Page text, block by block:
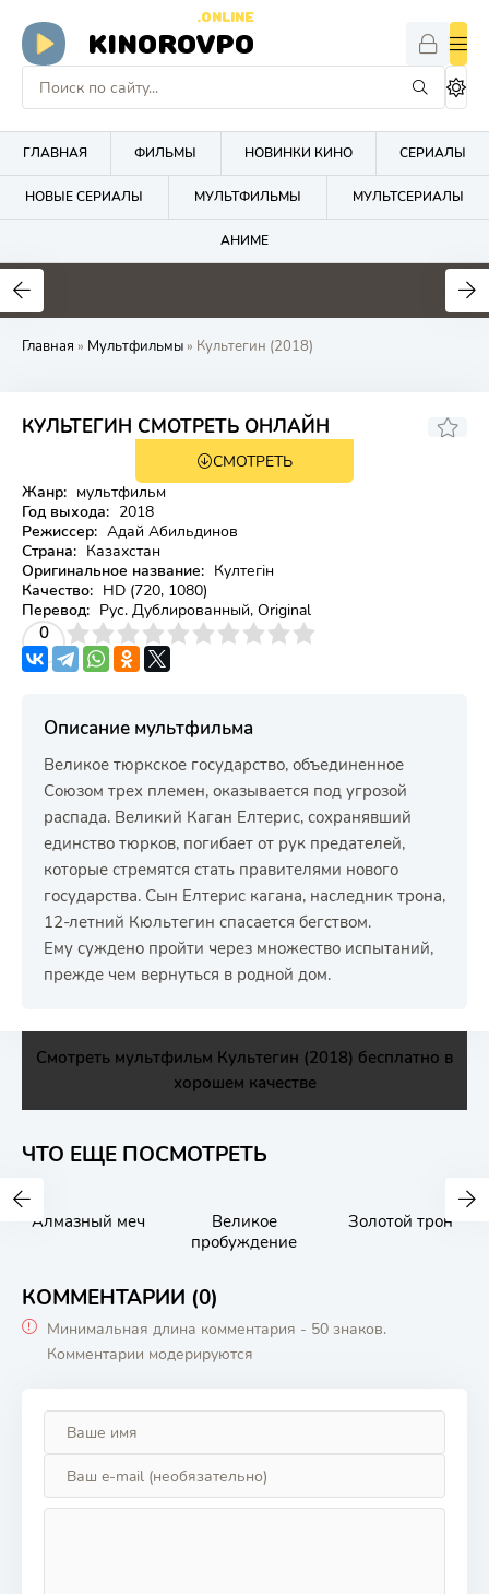
KINOROVPO
.ONLINE
ГЛАВНАЯ ФИЛЬМЫ НОВИНКИ КИНО СЕРИАЛЫ
НОВЫЕ СЕРИАЛЫ МУЛЬТФИЛЬМЫ МУЛЬТСЕРИАЛЫ
АНИМЕ
Главная » Мультфильмы» Культегин (2018)
КУЛЬТЕГИН СМОТРЕТЬ ОНЛАЙН
5.9
СМОТРЕТЬ
Жанр: мультфильм
Год выхода: 2018
Режиссер: Адай Абильдинов
Страна: Казахстан
Оригинальное название: Култегін
Качество: HD (720, 1080)
Перевод: Рус. Дублированный, Original
0
4 5 6 7 8 9 10
Описание мультфильма
Великое тюркское государство, объединенное
Союзом трех племен, оказывается под угрозой
распада. Великий Каган Елтерис, сохранявший
единство тюрков, погибает от рук предателей,
которые стремятся стать правителями нового
государства. Сын Елтерис кагана, наследник трона,
12-летний Кюльтегин спасается бегством.
Ему суждено пройти через множество испытаний,
прежде чем вернуться в родной дом.
Смотреть мультфильм Культегин (2018) бесплатно в
хорошем качестве
ЧТО ЕЩЕ ПОСМОТРЕТЬ
Алмазный меч
Великое
пробуждение
Золотой трон
КОММЕНТАРИИ (0)
Минимальная длина комментария - 50 знаков.
Комментарии модерируются